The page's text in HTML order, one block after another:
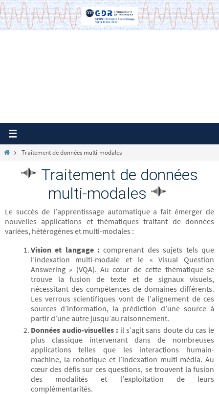
Passer
vers
le
HomeTraitement de données multi-modales
Traitement de données
multi-modales
Le succès de l’apprentissage automatique a fait émerger de
nouvelles applications et thématiques traitant de données
variées, hétérogènes et multi-modales :
Vision et langage : comprenant des sujets tels que
l’indexation multi-modale et le « Visual Question
Answering » (VQA). Au cœur de cette thématique se
trouve la fusion de texte et de signaux visuels,
nécessitant des compétences de domaines différents.
Les verrous scientifiques vont de l’alignement de ces
sources d’information, la prédiction d’une source à
partir d’une autre jusqu’au raisonnement.
Données audio-visuelles : il s’agit sans doute du cas le
plus classique intervenant dans de nombreuses
applications telles que les interactions humain-
machine, la robotique et l’indexation multi-média. Au
cœur des défis sur ces questions, se trouvent la fusion
des modalités et l’exploitation de leurs
complémentarités.